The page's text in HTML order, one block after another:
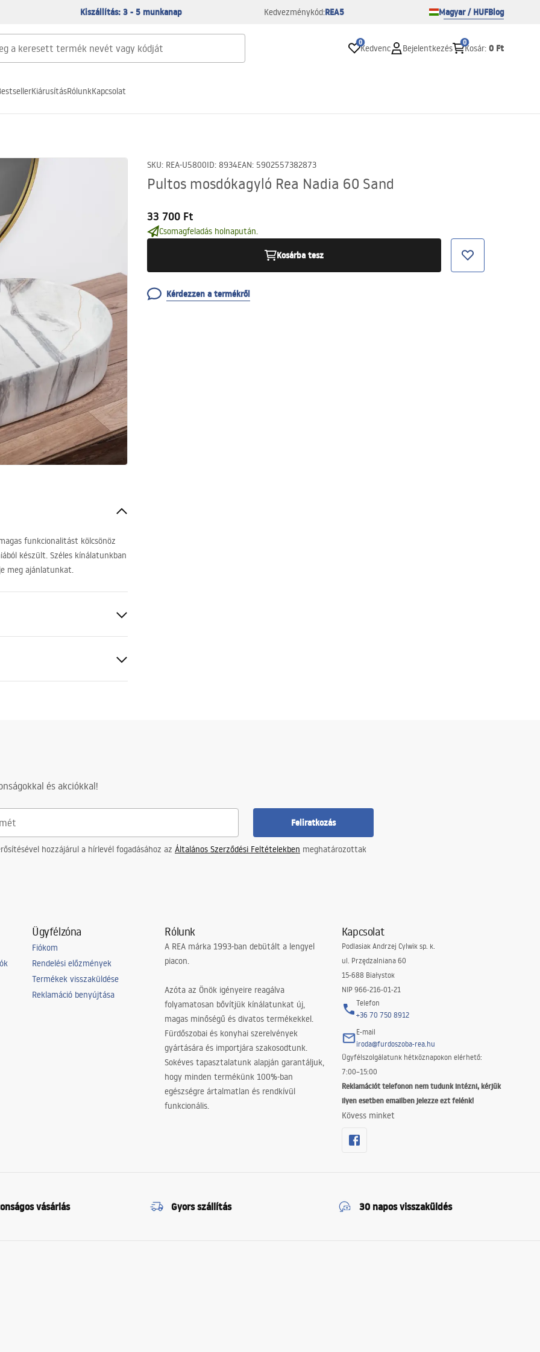
Kiszállítás: 3 - 5 munkanap Kedvezménykód:REA5 Magyar / HUFBlog
0
Kedvenc Bejelentkezés
0
Kosár: 0 Ft
KiárusításRólunkKapcsolat
SKU: REA-U5800ID: 8934EAN: 5902557382873
Pultos mosdókagyló Rea Nadia 60 Sand
33 700 Ft
Csomagfeladás holnapután.
Kosárba tesz
Kérdezzen a termékről
funkcionalitást kölcsönöz
készült. Széles kínálatunkban
meg ajánlatunkat.
és akciókkal!
Feliratkozás
hozzájárul a hírlevél fogadásához az Általános Szerződési Feltételekben meghatározottak
Ügyfélzóna
Fiókom
Rendelési előzmények
Termékek visszaküldése
Reklamáció benyújtása
Rólunk
A REA márka 1993-ban debütált a lengyel
piacon.
Azóta az Önök igényeire reagálva
folyamatosan bővítjük kínálatunkat új,
magas minőségű és divatos termékekkel.
Fürdőszobai és konyhai szerelvények
gyártására és importjára szakosodtunk.
Sokéves tapasztalatunk alapján garantáljuk,
hogy minden termékünk 100%-ban
egészségre ártalmatlan és rendkívül
funkcionális.
Kapcsolat
Podlasiak Andrzej Cylwik sp. k.
ul. Przędzalniana 60
15-688 Białystok
NIP 966-216-01-21
Telefon
+36 70 750 8912
E-mail
iroda@furdoszoba-rea.hu
Ügyfélszolgálatunk hétköznapokon elérhető:
7:00–15:00
Reklamációt telefonon nem tudunk intézni, kérjük
ilyen esetben emailben jelezze ezt felénk!
Kövess minket
vásárlás Gyors szállítás 30 napos visszaküldés